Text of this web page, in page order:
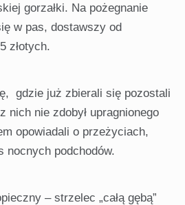
gorzałki. Na pożegnanie
w pas, dostawszy od
złotych.
gdzie już zbierali się pozostali
nich nie zdobył upragnionego
opowiadali o przeżyciach,
nocnych podchodów.
– strzelec „całą gębą”